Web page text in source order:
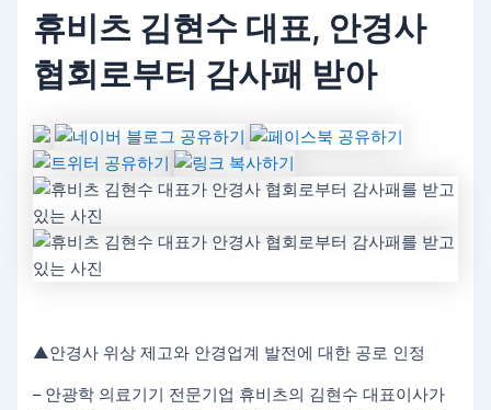
휴비츠 김현수 대표, 안경사
협회로부터 감사패 받아
▲안경사 위상 제고와 안경업계 발전에 대한 공로 인정
– 안광학 의료기기 전문기업 휴비츠의 김현수 대표이사가